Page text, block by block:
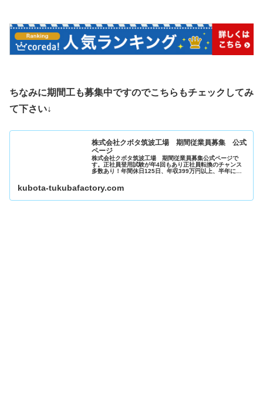
ちなみに期間工も募集中ですのでこちらもチェックしてみ
て下さい↓
株式会社クボタ筑波工場 期間従業員募集 公式
ページ
株式会社クボタ筑波工場 期間従業員募集公式ページで
す。正社員登用試験が年4回もあり正社員転換のチャンス
多数あり！年間休日125日、年収399万円以上、半年に一
kubota-tukubafactory.com